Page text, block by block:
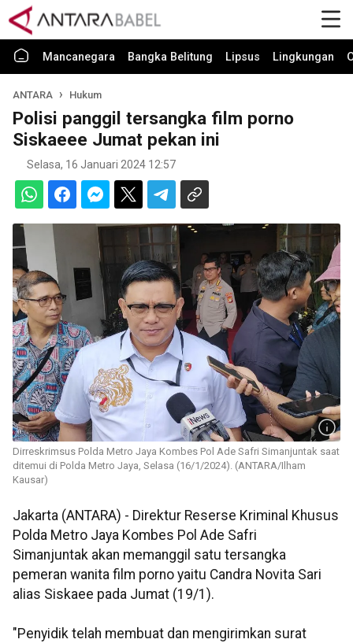
Mancanegara Bangka Belitung Lipsus Lingkungan
ANTARA Hukum
Polisi panggil tersangka film porno
Siskaeee Jumat pekan ini
Selasa, 16 Januari 2024 12:57
Dirreskrimsus Polda Metro Jaya Kombes Pol Ade Safri Simanjuntak saat
ditemui di Polda Metro Jaya, Selasa (16/1/2024). (ANTARA/Ilham
Kausar)
Jakarta (ANTARA) - Direktur Reserse Kriminal Khusus
Polda Metro Jaya Kombes Pol Ade Safri
Simanjuntak akan memanggil satu tersangka
pemeran wanita film porno yaitu Candra Novita Sari
alias Siskaee pada Jumat (19/1).
"Penyidik telah membuat dan mengirimkan surat